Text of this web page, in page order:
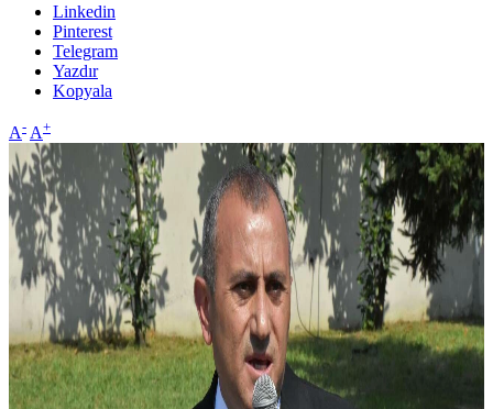
Linkedin
Pinterest
Telegram
Yazdır
Kopyala
A- A+